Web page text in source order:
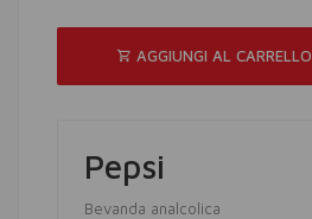
AGGIUNGI AL CARRELLO
Pepsi
Bevanda analcolica